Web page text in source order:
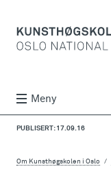
Meny
PUBLISERT: 17.09.16
Om Kunsthøgskolen i Oslo